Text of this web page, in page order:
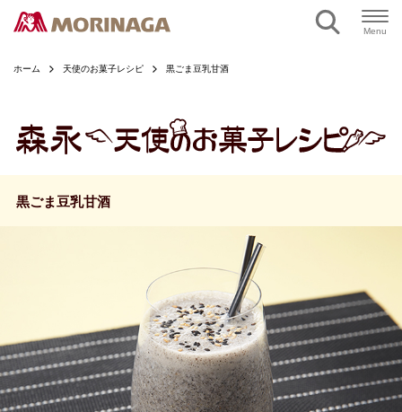
Menu
ホーム 天使のお菓子レシピ 黒ごま豆乳甘酒
黒ごま豆乳甘酒